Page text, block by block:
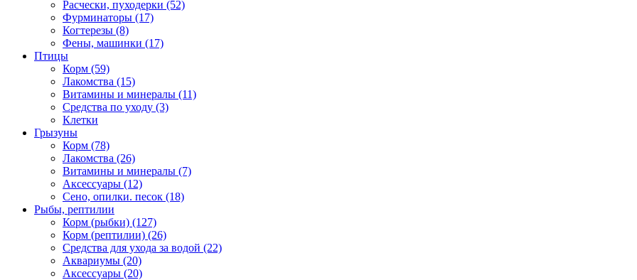
Расчески, пуходерки (52)
Фурминаторы (17)
Когтерезы (8)
Фены, машинки (17)
Птицы
Корм (59)
Лакомства (15)
Витамины и минералы (11)
Средства по уходу (3)
Клетки
Грызуны
Корм (78)
Лакомства (26)
Витамины и минералы (7)
Аксессуары (12)
Сено, опилки. песок (18)
Рыбы, рептилии
Корм (рыбки) (127)
Корм (рептилии) (26)
Средства для ухода за водой (22)
Аквариумы (20)
Аксессуары (20)